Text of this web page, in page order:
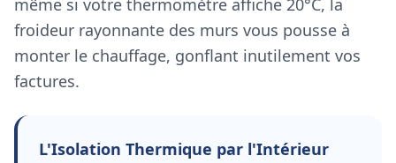
même si votre thermomètre affiche 20°C, la
froideur rayonnante des murs vous pousse à
monter le chauffage, gonflant inutilement vos
factures.
L'Isolation Thermique par l'Intérieur